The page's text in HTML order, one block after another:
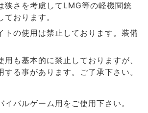
狭さを考慮してLMG等の軽機関銃
おります。
トの使用は禁止しております。装備
用も基本的に禁止しておりますが、
する事があります。ご了承下さい。
イバルゲーム用をご使用下さい。